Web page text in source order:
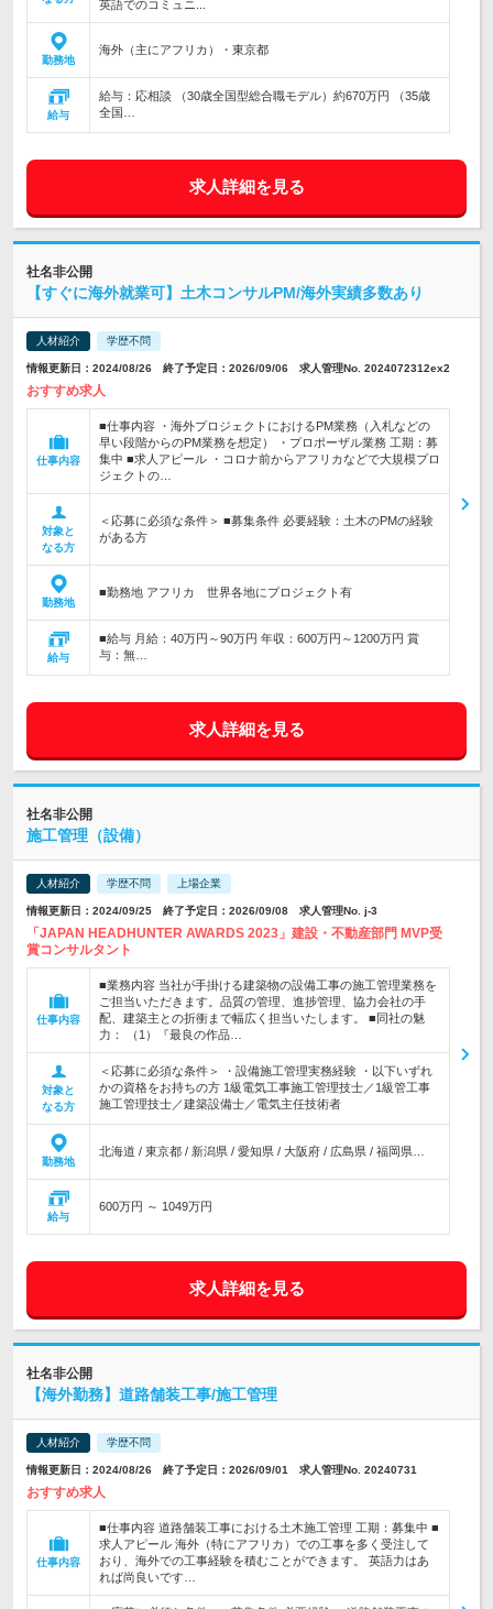
英語でのコミュニ...
勤務地
海外（主にアフリカ）・東京都
給与
給与：応相談 （30歳全国型総合職モデル）約670万円 （35歳
全国…
求人詳細を見る
社名非公開
【すぐに海外就業可】土木コンサルPM/海外実績多数あり
人材紹介 学歴不問
情報更新日：2024/08/26 終了予定日：2026/09/06 求人管理No. 2024072312ex2
おすすめ求人
仕事内容
■仕事内容 ・海外プロジェクトにおけるPM業務（入札などの
早い段階からのPM業務を想定） ・プロポーザル業務 工期：募
集中 ■求人アピール ・コロナ前からアフリカなどで大規模プロ
ジェクトの…
対象と
なる方
＜応募に必須な条件＞ ■募集条件 必要経験：土木のPMの経験
がある方
勤務地
■勤務地 アフリカ 世界各地にプロジェクト有
給与
■給与 月給：40万円～90万円 年収：600万円～1200万円 賞
与：無…
求人詳細を見る
社名非公開
施工管理（設備）
人材紹介 学歴不問 上場企業
情報更新日：2024/09/25 終了予定日：2026/09/08 求人管理No. j-3
「JAPAN HEADHUNTER AWARDS 2023」建設・不動産部門 MVP受
賞コンサルタント
仕事内容
■業務内容 当社が手掛ける建築物の設備工事の施工管理業務を
ご担当いただきます。品質の管理、進捗管理、協力会社の手
配、建築主との折衝まで幅広く担当いたします。 ■同社の魅
力： （1）『最良の作品…
対象と
なる方
＜応募に必須な条件＞ ・設備施工管理実務経験 ・以下いずれ
かの資格をお持ちの方 1級電気工事施工管理技士／1級管工事
施工管理技士／建築設備士／電気主任技術者
勤務地
北海道 / 東京都 / 新潟県 / 愛知県 / 大阪府 / 広島県 / 福岡県…
給与
600万円 ～ 1049万円
求人詳細を見る
社名非公開
【海外勤務】道路舗装工事/施工管理
人材紹介 学歴不問
情報更新日：2024/08/26 終了予定日：2026/09/01 求人管理No. 20240731
おすすめ求人
仕事内容
■仕事内容 道路舗装工事における土木施工管理 工期：募集中 ■
求人アピール 海外（特にアフリカ）での工事を多く受注して
おり、海外での工事経験を積むことができます。 英語力はあ
れば尚良いです…